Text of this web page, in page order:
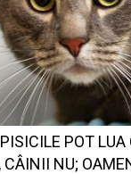
dedicat
stres, iar una
orașul dintr-o
talisman
POT LUA
CÂINII NU;